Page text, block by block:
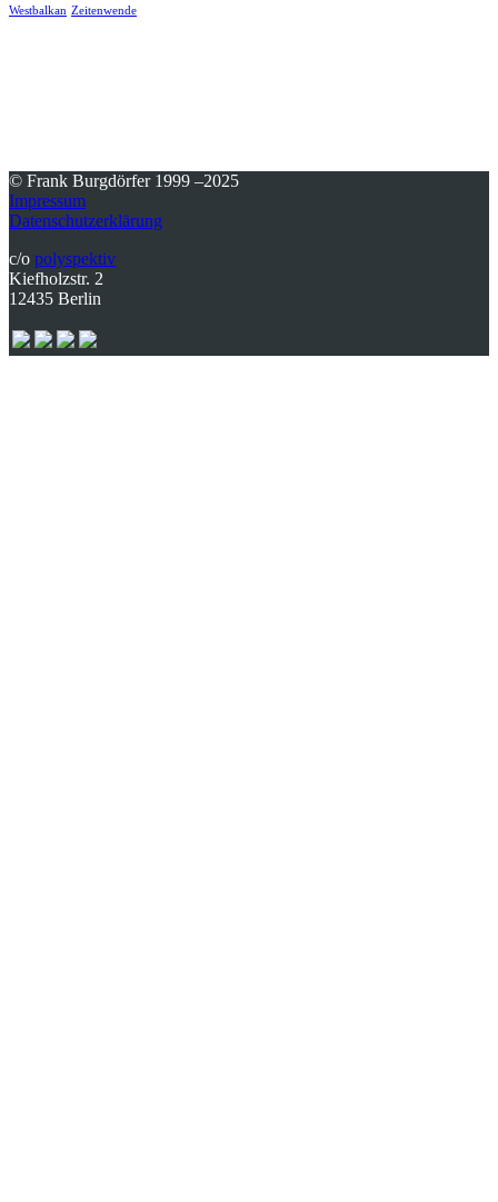
Westbalkan Zeitenwende
© Frank Burgdörfer 1999 –2025
Impressum
Datenschutzerklärung
c/o polyspektiv
Kiefholzstr. 2
12435 Berlin